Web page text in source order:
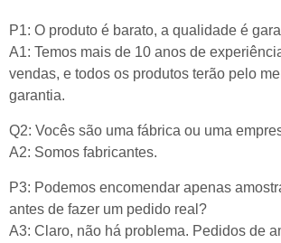
P1: O produto é barato, a qualidade é
A1: Temos mais de 10 anos de
vendas, e todos os produtos terão pelo
garantia.
Q2: Vocês são uma fábrica ou uma
A2: Somos fabricantes.
P3: Podemos encomendar apenas
antes de fazer um pedido real?
A3: Claro, não há problema. Pedidos de